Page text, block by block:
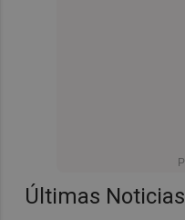
Últimas Noticias